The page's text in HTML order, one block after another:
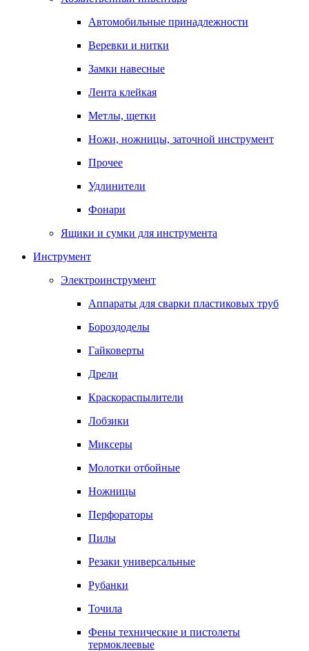
Автомобильные принадлежности
Веревки и нитки
Замки навесные
Лента клейкая
Метлы, щетки
Ножи, ножницы, заточной инструмент
Прочее
Удлинители
Фонари
Ящики и сумки для инструмента
Инструмент
Электроинструмент
Аппараты для сварки пластиковых труб
Бороздоделы
Гайковерты
Дрели
Краскораспылители
Лобзики
Миксеры
Молотки отбойные
Ножницы
Перфораторы
Пилы
Резаки универсальные
Рубанки
Точила
Фены технические и пистолеты
термоклеевые